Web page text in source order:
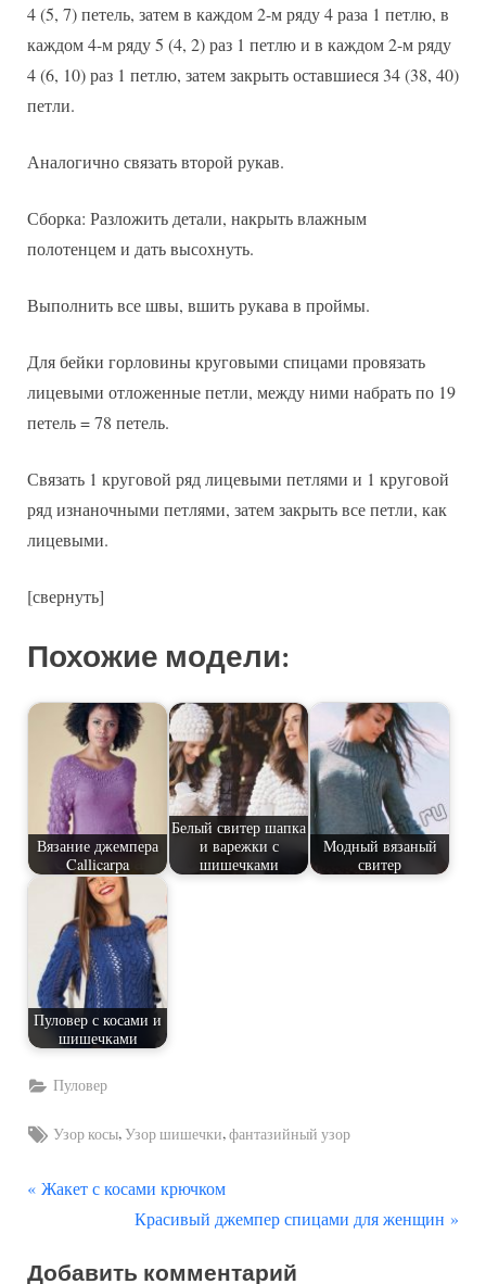
4 (5, 7) петель, затем в каждом 2-м ряду 4 раза 1 петлю, в
каждом 4-м ряду 5 (4, 2) раз 1 петлю и в каждом 2-м ряду
4 (6, 10) раз 1 петлю, затем закрыть оставшиеся 34 (38, 40)
петли.
Аналогично связать второй рукав.
Сборка: Разложить детали, накрыть влажным
полотенцем и дать высохнуть.
Выполнить все швы, вшить рукава в проймы.
Для бейки горловины круговыми спицами провязать
лицевыми отложенные петли, между ними набрать по 19
петель = 78 петель.
Связать 1 круговой ряд лицевыми петлями и 1 круговой
ряд изнаночными петлями, затем закрыть все петли, как
лицевыми.
[свернуть]
Похожие модели:
Вязание джемпера
Callicarpa
Белый свитер шапка
и варежки с
шишечками
Модный вязаный
свитер
Пуловер с косами и
шишечками
Пуловер
Tags:
Узор косы,Узор шишечки,фантазийный узор
Навигация
П
д
Жакет с косами крючком
С
е
Красивый джемпер спицами для женщин
Добавить комментарий